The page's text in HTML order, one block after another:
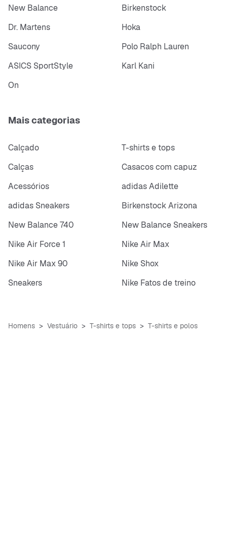
New Balance
Birkenstock
Dr. Martens
Hoka
Saucony
Polo Ralph Lauren
ASICS SportStyle
Karl Kani
On
Mais categorias
Calçado
T-shirts e tops
Calças
Casacos com capuz
Acessórios
adidas Adilette
adidas Sneakers
Birkenstock Arizona
New Balance 740
New Balance Sneakers
Nike Air Force 1
Nike Air Max
Nike Air Max 90
Nike Shox
Sneakers
Nike Fatos de treino
Homens Vestuário T-shirts e tops T-shirts e polos